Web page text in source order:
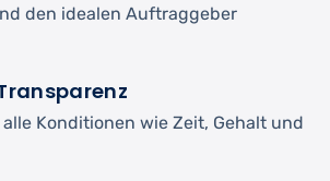
den idealen Auftraggeber
Konditionen wie Zeit, Gehalt und